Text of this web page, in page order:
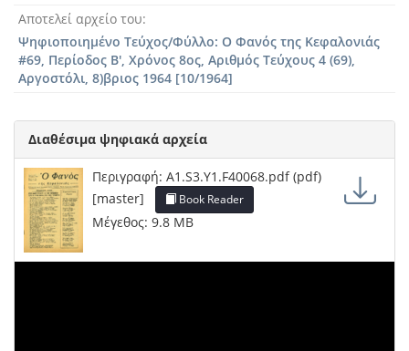
Αποτελεί αρχείο του
Ψηφιοποιημένο Τεύχος/Φύλλο: Ο Φανός της Κεφαλονιάς
#69, Περίοδος Β', Χρόνος 8ος, Αριθμός Τεύχους 4 (69),
Αργοστόλι, 8)βριος 1964 [10/1964]
Διαθέσιμα ψηφιακά αρχεία
Περιγραφή: A1.S3.Y1.F40068.pdf (pdf)
[master]
Book Reader
Μέγεθος: 9.8 MB